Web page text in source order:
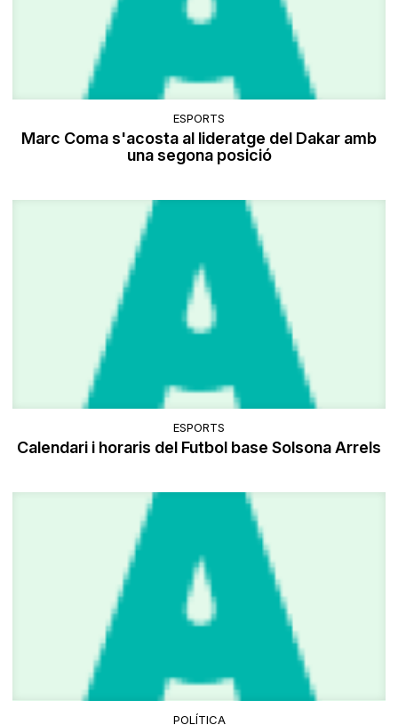
ESPORTS
Marc Coma s'acosta al lideratge del Dakar amb
una segona posició
ESPORTS
Calendari i horaris del Futbol base Solsona Arrels
POLÍTICA